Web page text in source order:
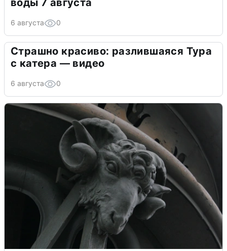
воды 7 августа
6 августа 0
Страшно красиво: разлившаяся Тура
с катера — видео
6 августа 0